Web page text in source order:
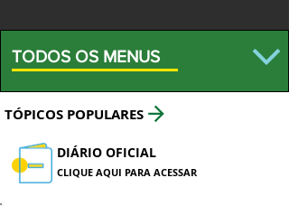
TODOS OS MENUS
TÓPICOS POPULARES
DIÁRIO OFICIAL
CLIQUE AQUI PARA ACESSAR